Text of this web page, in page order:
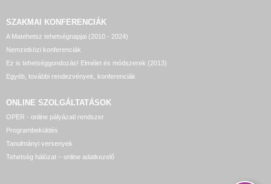
SZAKMAI KONFERENCIÁK
A Matehetsz tehetségnapjai (2010 - 2024)
Nemzetközi konferenciák
Ez is tehetséggondozás! Elmélet és módszerek (2013)
Egyéb, további rendezvények, konferenciák
ONLINE SZOLGÁLTATÁSOK
OPER - online pályázati rendszer
Programbeküldés
Tanulmányi versenyek
Tehetség hálózat – online adatkezelő